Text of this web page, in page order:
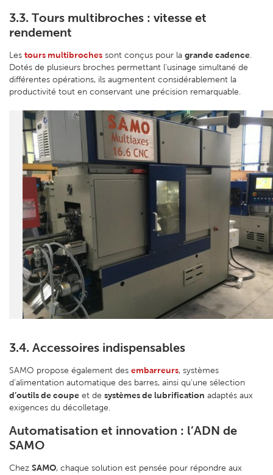
3.3. Tours multibroches : vitesse et
rendement
Les tours multibroches sont conçus pour la grande cadence.
Dotés de plusieurs broches permettant l’usinage simultané de
différentes opérations, ils augmentent considérablement la
productivité tout en conservant une précision remarquable.
3.4. Accessoires indispensables
SAMO propose également des embarreurs, systèmes
d’alimentation automatique des barres, ainsi qu’une sélection
d’outils de coupe et de systèmes de lubrification adaptés aux
exigences du décolletage.
Automatisation et innovation : l’ADN de
SAMO
Chez SAMO, chaque solution est pensée pour répondre aux